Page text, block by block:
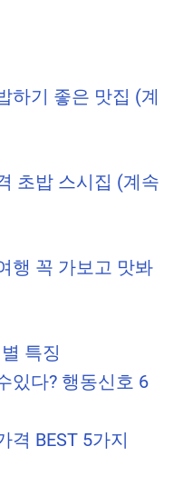
하기 좋은 맛집 (계
초밥 스시집 (계속
행 꼭 가보고 맛봐
특징
있다? 행동신호 6
격 BEST 5가지